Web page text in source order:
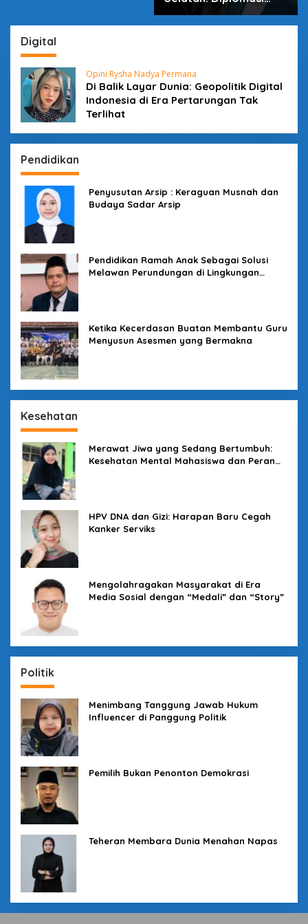
Digital
Opini Rysha Nadya Permana
Di Balik Layar Dunia: Geopolitik Digital
Indonesia di Era Pertarungan Tak
Terlihat
Pendidikan
Penyusutan Arsip : Keraguan Musnah dan
Budaya Sadar Arsip
Pendidikan Ramah Anak Sebagai Solusi
Melawan Perundungan di Lingkungan
Ketika Kecerdasan Buatan Membantu Guru
Menyusun Asesmen yang Bermakna
Kesehatan
Merawat Jiwa yang Sedang Bertumbuh:
Kesehatan Mental Mahasiswa dan Peran
HPV DNA dan Gizi: Harapan Baru Cegah
Kanker Serviks
Mengolahragakan Masyarakat di Era
Media Sosial dengan “Medali” dan “Story”
Politik
Menimbang Tanggung Jawab Hukum
Influencer di Panggung Politik
Pemilih Bukan Penonton Demokrasi
Teheran Membara Dunia Menahan Napas